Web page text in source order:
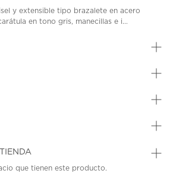
y extensible tipo brazalete en acero
en tono gris, manecillas e i...
que tienen este producto.